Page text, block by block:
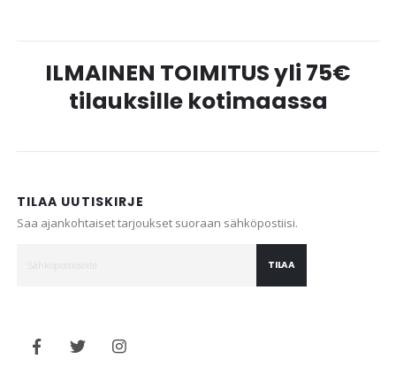
ILMAINEN TOIMITUS yli 75€
tilauksille kotimaassa
TILAA UUTISKIRJE
Saa ajankohtaiset tarjoukset suoraan sähköpostiisi.
TILAA